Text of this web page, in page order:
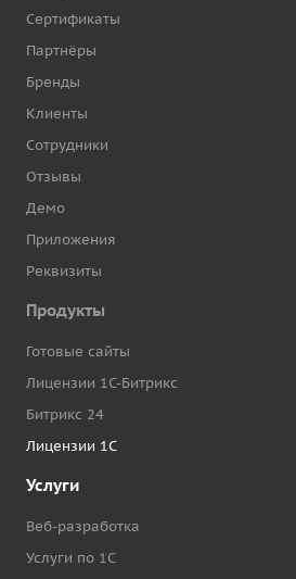
Сертификаты
Партнёры
Бренды
Клиенты
Сотрудники
Отзывы
Демо
Приложения
Реквизиты
Продукты
Готовые сайты
Лицензии 1С-Битрикс
Битрикс 24
Лицензии 1С
Услуги
Веб-разработка
Услуги по 1С